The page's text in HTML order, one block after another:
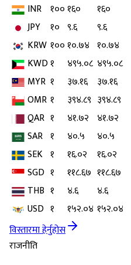
INR १००१६०
१६०
JPY
१० ९.६
९.६
KRW १००१०.७४ १०.७४
KWD१ ४९५.०८ ४९५.०८
MYR १ ३७.१६
३७.१६
OMR १ ३९४.८९ ३९४.८९
QAR १ ४१.७२ ४१.७२
SAR १ ४०.५
४०.५
SEK १ १६.०२
१६.०२
SGD १ ११८.६७ ११८.६७
THB १ ४.६
४.६
USD १ १५२.०४ १५२.०४
विस्तारमा हेर्नुहोस
राजनीति